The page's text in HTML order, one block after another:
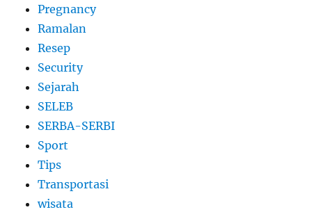
Pregnancy
Ramalan
Resep
Security
Sejarah
SELEB
SERBA-SERBI
Sport
Tips
Transportasi
wisata